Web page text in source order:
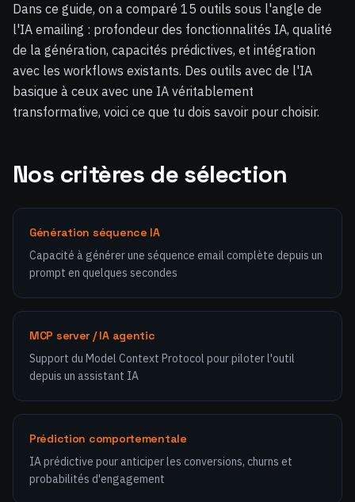
Dans ce guide, on a comparé 15 outils sous l'angle de
l'IA emailing : profondeur des fonctionnalités IA, qualité
de la génération, capacités prédictives, et intégration
avec les workflows existants. Des outils avec de l'IA
basique à ceux avec une IA véritablement
transformative, voici ce que tu dois savoir pour choisir.
Nos critères de sélection
Génération séquence IA
Capacité à générer une séquence email complète depuis un
prompt en quelques secondes
MCP server / IA agentic
Support du Model Context Protocol pour piloter l'outil
depuis un assistant IA
Prédiction comportementale
IA prédictive pour anticiper les conversions, churns et
probabilités d'engagement